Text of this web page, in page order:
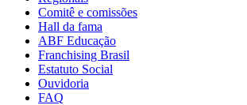
Comitê e comissões
Hall da fama
ABF Educação
Franchising Brasil
Estatuto Social
Ouvidoria
FAQ